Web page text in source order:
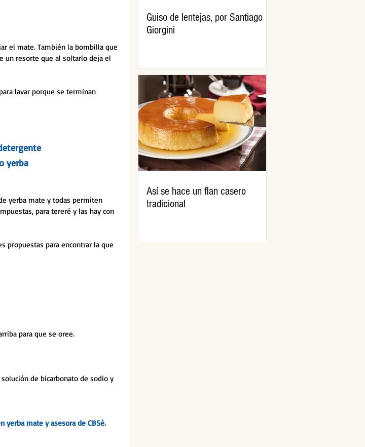
el mate. También la bombilla que
un resorte que al soltarlo deja el
lavar porque se terminan
yerba
yerba mate y todas permiten
para tereré y las hay con
propuestas para encontrar la que
para que se oree.
de bicarbonato de sodio y
yerba mate y asesora de CBSé.
Guiso de lentejas, por Santiago
Giorgini
Así se hace un flan casero
tradicional